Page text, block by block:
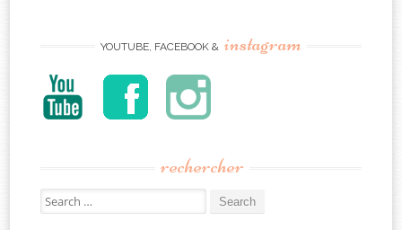
YOUTUBE, FACEBOOK & instagram
rechercher
Search
for: